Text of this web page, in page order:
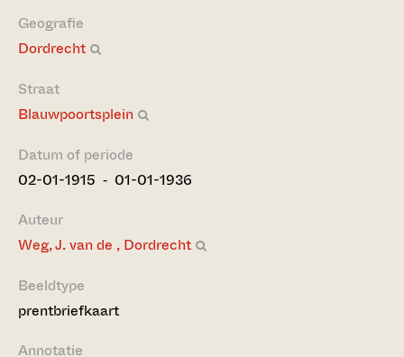
Geografie
Dordrecht
Straat
Blauwpoortsplein
Datum of periode
02-01-1915 ‐ 01-01-1936
Auteur
Weg, J. van de , Dordrecht
Beeldtype
prentbriefkaart
Annotatie